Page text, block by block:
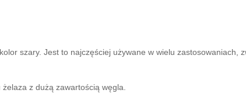
szary. Jest to najczęściej używane w wielu zastosowaniach,
z dużą zawartością węgla.